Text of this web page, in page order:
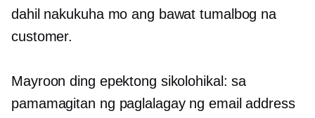
dahil nakukuha mo ang bawat tumalbog na
customer.
Mayroon ding epektong sikolohikal: sa
pamamagitan ng paglalagay ng email address